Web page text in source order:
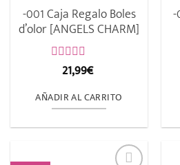
-001 Caja Regalo Boles
d’olor [ANGELS CHARM]
Valorado
de
5
21,99€
AÑADIR AL CARRITO
-